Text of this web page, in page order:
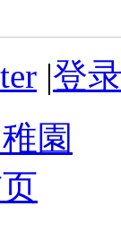
|登录
園